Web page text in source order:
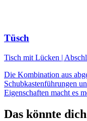
Tüsch
Tisch mit Lücken |
Die Kombination aus
Schubkastenführungen
Eigenschaften macht es
Das könnte